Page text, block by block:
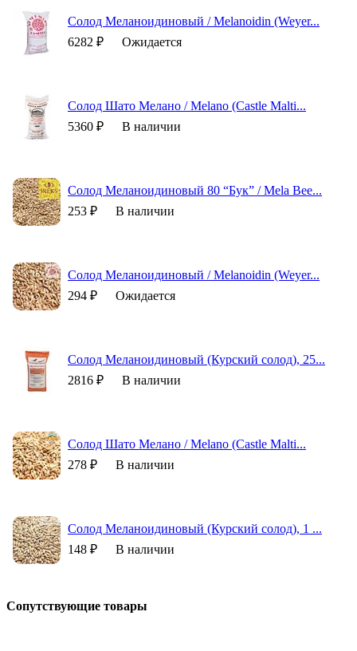
Солод Меланоидиновый / Melanoidin (Weyer...
6282 ₽
Ожидается
Солод Шато Мелано / Melano (Castle Malti...
5360 ₽
В наличии
Солод Меланоидиновый 80 “Бук” / Mela Bee...
253 ₽
В наличии
Солод Меланоидиновый / Melanoidin (Weyer...
294 ₽
Ожидается
Солод Меланоидиновый (Курский солод), 25...
2816 ₽
В наличии
Солод Шато Мелано / Melano (Castle Malti...
278 ₽
В наличии
Солод Меланоидиновый (Курский солод), 1 ...
148 ₽
В наличии
Сопутствующие товары